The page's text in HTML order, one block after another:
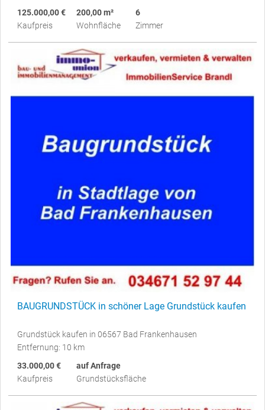
125.000,00 €
Kaufpreis
200,00 m²
Wohnfläche
6
Zimmer
BAUGRUNDSTÜCK in schöner Lage Grundstück kaufen
Grundstück kaufen in 06567 Bad Frankenhausen
Entfernung: 10 km
33.000,00 €
Kaufpreis
auf Anfrage
Grundstücksfläche